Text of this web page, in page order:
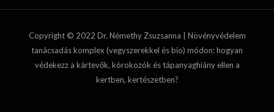
Copyright © 2022 Dr. Némethy Zsuzsanna | Növényvédelem
tanácsadás komplex (vegyszerekkel és bio) módon: hogyan
védekezz a kártevők, kórokozók és tápanyaghiány ellen a
kertben, kertészetben?